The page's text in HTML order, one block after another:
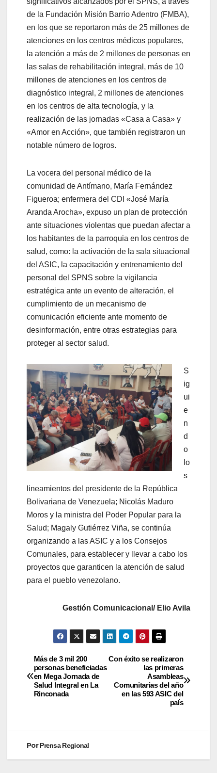
de la Fundación Misión Barrio Adentro (FMBA),
en los que se reportaron más de 25 millones de
atenciones en los centros médicos populares,
la atención a más de 2 millones de personas en
las salas de rehabilitación integral, más de 10
millones de atenciones en los centros de
diagnóstico integral, 2 millones de atenciones
en los centros de alta tecnología, y la
realización de las jornadas «Casa a Casa» y
«Amor en Acción», que también registraron un
notable número de logros.
La vocera del personal médico de la
comunidad de Antímano, María Fernández
Figueroa; enfermera del CDI «José María
Aranda Arocha», expuso un plan de protección
ante situaciones violentas que puedan afectar a
los habitantes de la parroquia en los centros de
salud, como: la activación de la sala situacional
del ASIC, la capacitación y entrenamiento del
personal del SPNS sobre la vigilancia
estratégica ante un evento de alteración, el
cumplimiento de un mecanismo de
comunicación eficiente ante momento de
desinformación, entre otras estrategias para
proteger al sector salud.
S
ig
ui
e
n
d
o
lo
s
lineamientos del presidente de la República
Bolivariana de Venezuela; Nicolás Maduro
Moros y la ministra del Poder Popular para la
Salud; Magaly Gutiérrez Viña, se continúa
organizando a las ASIC y a los Consejos
Comunales, para establecer y llevar a cabo los
proyectos que garanticen la atención de salud
para el pueblo venezolano.
Gestión Comunicacional/ Elio Avila
Con éxito se realizaron
las primeras
Asambleas
Comunitarias del año
en las 593 ASIC del
país
Más de 3 mil 200
personas beneficiadas
en Mega Jornada de
Salud Integral en La
Rinconada
PorPrensa Regional